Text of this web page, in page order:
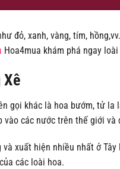
đỏ, xanh, vàng, tím,
Hoa4mua khám phá ngay
Xê
gọi khác là hoa bướm, tử
vào các nước trên thế giới và
xuất hiện nhiều nhất ở
các loài hoa.